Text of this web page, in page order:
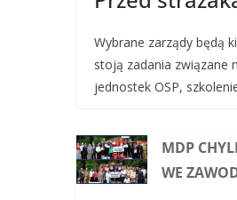
Wybrane zarządy będą
stoją zadania związane
jednostek OSP,
MDP
WE